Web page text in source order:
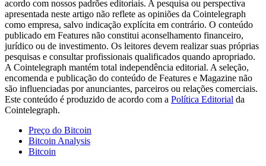
acordo com nossos padrões editoriais. A pesquisa ou perspectiva
apresentada neste artigo não reflete as opiniões da Cointelegraph
como empresa, salvo indicação explícita em contrário. O conteúdo
publicado em Features não constitui aconselhamento financeiro,
jurídico ou de investimento. Os leitores devem realizar suas próprias
pesquisas e consultar profissionais qualificados quando apropriado.
A Cointelegraph mantém total independência editorial. A seleção,
encomenda e publicação do conteúdo de Features e Magazine não
são influenciadas por anunciantes, parceiros ou relações comerciais.
Este conteúdo é produzido de acordo com a Política Editorial da
Cointelegraph.
Preço do Bitcoin
Bitcoin Analysis
Bitcoin